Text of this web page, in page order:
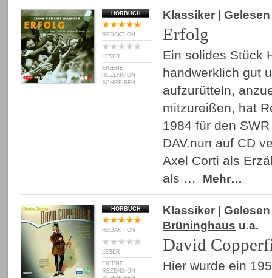
HÖRBUCH
REDAKTION
LESER
EIGENE
REZENSION
SCHREIBEN
Klassiker |
Erfolg
Ein solides Stück
handwerklich gut
aufzurütteln,
mitzureißen, hat
1984 für den
DAV.nun auf CD
Axel Corti als
als …
Mehr…
HÖRBUCH
REDAKTION
LESER
EIGENE
REZENSION
Klassiker |
Brüninghaus u.a.
David
Hier wurde ein